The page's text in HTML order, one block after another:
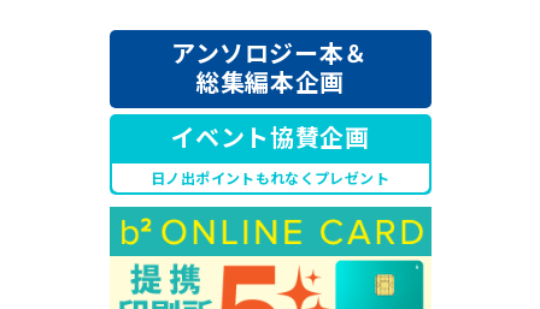
アンソロジー本＆
総集編本企画
イベント協賛企画
日ノ出ポイントもれなくプレゼント